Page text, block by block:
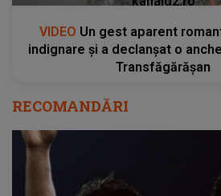
VIDEO Un gest aparent
indignare și a declanșat o
Transfăgărășan
RECOMANDĂRI